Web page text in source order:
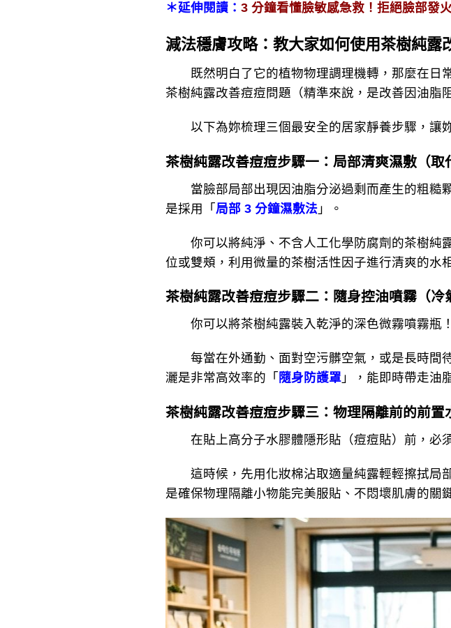
＊延伸閱讀： 3 分鐘看懂臉敏感急救！拒絕臉部發火
減法穩膚攻略：教大家如何使用茶樹純露
既然明白了它的植物物理調理機轉，那麼在日
茶樹純露改善痘痘問題（精準來說，是改善因油脂
以下為妳梳理三個最安全的居家靜養步驟，讓
茶樹純露改善痘痘步驟一：局部清爽濕敷（取
當臉部局部出現因油脂分泌過剩而產生的粗糙
是採用「局部 3 分鐘濕敷法 」。
你可以將純淨、不含人工化學防腐劑的茶樹純
位或雙頰，利用微量的茶樹活性因子進行清爽的水
茶樹純露改善痘痘步驟二：隨身控油噴霧（冷
你可以將茶樹純露裝入乾淨的深色微霧噴霧瓶！
每當在外通勤、面對空污髒空氣，或是長時間
灑是非常高效率的「 隨身防護罩 」，能即時帶走油
茶樹純露改善痘痘步驟三：物理隔離前的前置
在貼上高分子水膠體隱形貼（痘痘貼）前，必
這時候，先用化妝棉沾取適量純露輕輕擦拭局
是確保物理隔離小物能完美服貼、不悶壞肌膚的關